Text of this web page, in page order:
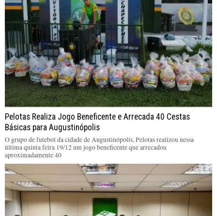
Pelotas Realiza Jogo Beneficente e Arrecada 40 Cestas
Básicas para Augustinópolis
O grupo de futebol da cidade de Augustinópolis, Pelotas realizou nessa
última quinta feira 19/12 um jogo beneficente que arrecadou
aproximadamente 40